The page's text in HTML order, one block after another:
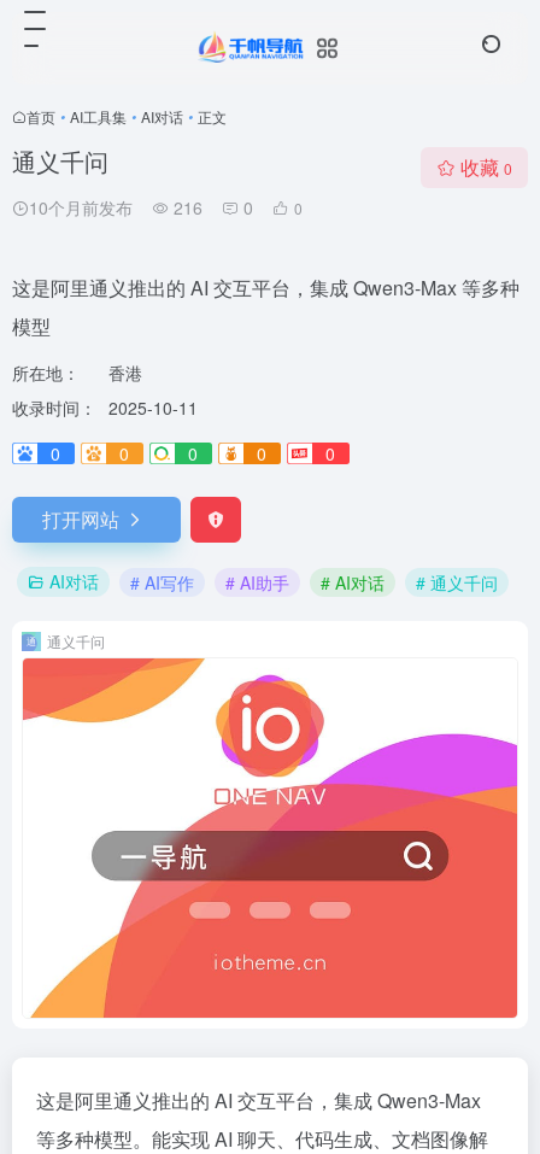
首页 • AI工具集 • AI对话 • 正文
通义千问
10个月前发布 216 0 0
收藏 0
这是阿里通义推出的 AI 交互平台，集成 Qwen3-Max 等多种
模型
所在地：
香港
收录时间：
2025-10-11
0
0 0 0 0
打开网站
AI对话 # AI写作 # AI助手 # AI对话 # 通义千问
通义千问
这是阿里通义推出的 AI 交互平台，集成 Qwen3-Max
等多种模型。能实现 AI 聊天、代码生成、文档图像解